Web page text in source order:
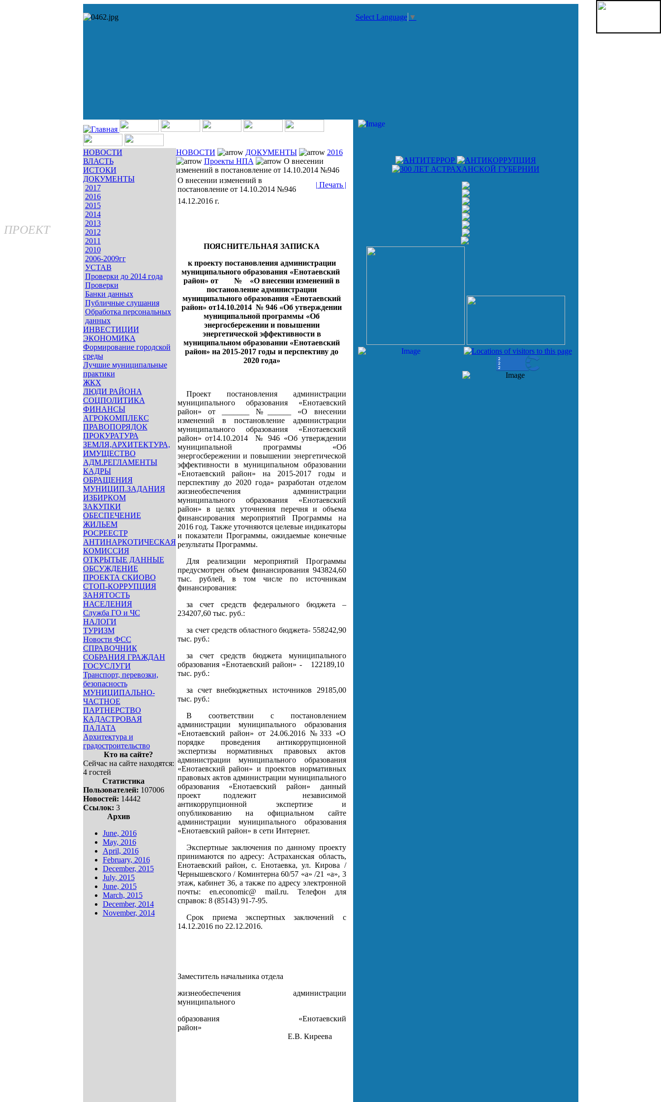
Select Language ▼
НОВОСТИ
ВЛАСТЬ
ИСТОКИ
ДОКУМЕНТЫ
2017
2016
2015
2014
2013
2012
2011
2010
2006-2009гг
УСТАВ
Проверки до 2014 года
Проверки
Банки данных
Публичные слушания
Обработка персональных
данных
ИНВЕСТИЦИИ
ЭКОНОМИКА
Формирование городской
среды
Лучшие муниципальные
практики
ЖКХ
ЛЮДИ РАЙОНА
СОЦПОЛИТИКА
ФИНАНСЫ
АГРОКОМПЛЕКС
ПРАВОПОРЯДОК
ПРОКУРАТУРА
ЗЕМЛЯ,АРХИТЕКТУРА,
ИМУЩЕСТВО
АДМ.РЕГЛАМЕНТЫ
КАДРЫ
ОБРАЩЕНИЯ
МУНИЦИП.ЗАДАНИЯ
ИЗБИРКОМ
ЗАКУПКИ
ОБЕСПЕЧЕНИЕ
ЖИЛЬЕМ
РОСРЕЕСТР
АНТИНАРКОТИЧЕСКАЯ
КОМИССИЯ
ОТКРЫТЫЕ ДАННЫЕ
ОБСУЖДЕНИЕ
ПРОЕКТА СКИОВО
СТОП-КОРРУПЦИЯ
ЗАНЯТОСТЬ
НАСЕЛЕНИЯ
Служба ГО и ЧС
НАЛОГИ
ТУРИЗМ
Новости ФСС
СПРАВОЧНИК
СОБРАНИЯ ГРАЖДАН
ГОСУСЛУГИ
Транспорт, перевозки,
безопасность
МУНИЦИПАЛЬНО-
ЧАСТНОЕ
ПАРТНЕРСТВО
КАДАСТРОВАЯ
ПАЛАТА
Архитектура и
градостроительство
Кто на сайте?
Сейчас на сайте находятся:
4 гостей
Статистика
Пользователей: 107006
Новостей: 14442
Ссылок: 3
Архив
June, 2016
May, 2016
April, 2016
February, 2016
December, 2015
July, 2015
June, 2015
March, 2015
December, 2014
November, 2014
НОВОСТИ ДОКУМЕНТЫ
2016
Проекты НПА
О внесении
изменений в постановление от 14.10.2014 №946
О внесении изменений в
постановление от 14.10.2014 №946
| Печать |
14.12.2016 г.
ПРОЕКТ
ПОЯСНИТЕЛЬНАЯ ЗАПИСКА
к проекту постановления администрации
муниципального образования «Енотаевский
район» от
№
«О внесении изменений в
постановление администрации
муниципального образования «Енотаевский
район» от14.10.2014 № 946 «Об утверждении
муниципальной программы «Об
энергосбережении и повышении
энергетической эффективности в
муниципальном образовании «Енотаевский
район» на 2015-2017 годы и перспективу до
2020 года»
Проект постановления администрации
муниципального образования «Енотаевский
район» от _______ №______ «О внесении
изменений в постановление администрации
муниципального образования «Енотаевский
район» от14.10.2014
№ 946 «Об утверждении
муниципальной программы «Об
энергосбережении и повышении энергетической
эффективности в муниципальном образовании
«Енотаевский район» на 2015-2017 годы и
перспективу до 2020 года» разработан отделом
жизнеобеспечения администрации
муниципального образования «Енотаевский
район» в целях уточнения перечня и объема
финансирования мероприятий Программы на
2016 год. Также уточняются целевые индикаторы
и показатели Программы, ожидаемые конечные
результаты Программы.
Для реализации мероприятий Программы
предусмотрен объем финансирования 943824,60
тыс. рублей, в том числе по источникам
финансирования:
за счет средств федерального бюджета –
234207,60 тыс. руб.:
за счет средств областного бюджета- 558242,90
тыс. руб.:
за счет средств бюджета муниципального
образования «Енотаевский район» -
122189,10
тыс. руб.:
за счет внебюджетных источников 29185,00
тыс. руб.:
В соответствии с постановлением
администрации муниципального образования
«Енотаевский район» от 24.06.2016 №333 «О
порядке проведения антикоррупционной
экспертизы нормативных правовых актов
администрации муниципального образования
«Енотаевский район» и проектов нормативных
правовых актов администрации муниципального
образования «Енотаевский район» данный
проект подлежит независимой
антикоррупционной экспертизе и
опубликованию на официальном сайте
администрации муниципального образования
«Енотаевский район» в сети Интернет.
Экспертные заключения по данному проекту
принимаются по адресу: Астраханская область,
Енотаевский район, с. Енотаевка, ул. Кирова /
Чернышевского / Коминтерна 60/57 «а» /21 «а», 3
этаж, кабинет 36, а также по адресу электронной
почты: en.economic@ mail.ru. Телефон для
справок: 8 (85143) 91-7-95.
Срок приема экспертных заключений с
14.12.2016 по 22.12.2016.
Заместитель начальника отдела
жизнеобеспечения администрации
муниципального
образования «Енотаевский
район»
Е.В. Киреева